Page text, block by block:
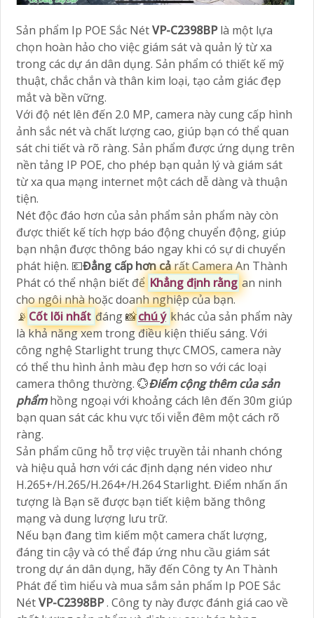
Sản phẩm Ip POE Sắc NétVP-C2398BPlà một lựa
chọn hoàn hảo cho việc giám sát và quản lý từ xa
trong các dự án dân dụng. Sản phẩm có thiết kế mỹ
thuật, chắc chắn và thân kim loại, tạo cảm giác đẹp
mắt và bền vững.
Với độ nét lên đến 2.0 MP, camera này cung cấp hình
ảnh sắc nét và chất lượng cao, giúp bạn có thể quan
sát chi tiết và rõ ràng. Sản phẩm được ứng dụng trên
nền tảng IP POE, cho phép bạn quản lý và giám sát
từ xa qua mạng internet một cách dễ dàng và thuận
tiện.
Nét độc đáo hơn của sản phẩm sản phẩm này còn
được thiết kế tích hợp báo động chuyển động, giúp
bạn nhận được thông báo ngay khi có sự di chuyển
phát hiện. 💶Đẳng cấp hơn cảrất Camera An Thành
Phát có thể nhận biết để Khẳng định rằng an ninh
cho ngôi nhà hoặc doanh nghiệp của bạn.
📡 Cốt lõi nhất đáng 📸chú ý khác của sản phẩm này
là khả năng xem trong điều kiện thiếu sáng. Với
công nghệ Starlight trung thực CMOS, camera này
có thể thu hình ảnh màu đẹp hơn so với các loại
camera thông thường. 💮Điểm cộng thêm của sản
phẩmhồng ngoại với khoảng cách lên đến 30m giúp
bạn quan sát các khu vực tối viễn đêm một cách rõ
ràng.
Sản phẩm cũng hỗ trợ việc truyền tải nhanh chóng
và hiệu quả hơn với các định dạng nén video như
H.265+/H.265/H.264+/H.264 Starlight. Điểm nhấn ấn
tượng là Bạn sẽ được bạn tiết kiệm băng thông
mạng và dung lượng lưu trữ.
Nếu bạn đang tìm kiếm một camera chất lượng,
đáng tin cậy và có thể đáp ứng nhu cầu giám sát
trong dự án dân dụng, hãy đến Công ty An Thành
Phát để tìm hiểu và mua sắm sản phẩm Ip POE Sắc
NétVP-C2398BP. Công ty này được đánh giá cao về